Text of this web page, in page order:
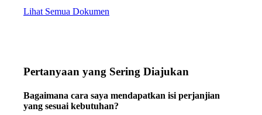
Lihat Semua Dokumen
Pertanyaan yang Sering Diajukan
Bagaimana cara saya mendapatkan isi perjanjian
yang sesuai kebutuhan?